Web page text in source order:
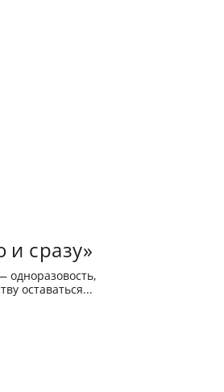
и сразу»
одноразовость,
оставаться...